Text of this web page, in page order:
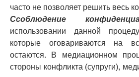
часто не позволяет решить весь
Ссоблюдение
использовании данной
которые оговариваются на
остаются. В медиационном
стороны конфликта (супруги),